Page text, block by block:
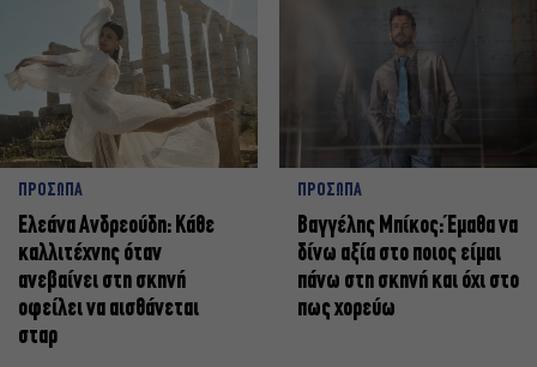
ΠΡΟΣΩΠΑ
Ελεάνα Ανδρεούδη: Κάθε
καλλιτέχνης όταν
ανεβαίνει στη σκηνή
οφείλει να αισθάνεται
σταρ
ΠΡΟΣΩΠΑ
Βαγγέλης Μπίκος: Έμαθα να
δίνω αξία στο ποιος είμαι
πάνω στη σκηνή και όχι στο
πως χορεύω